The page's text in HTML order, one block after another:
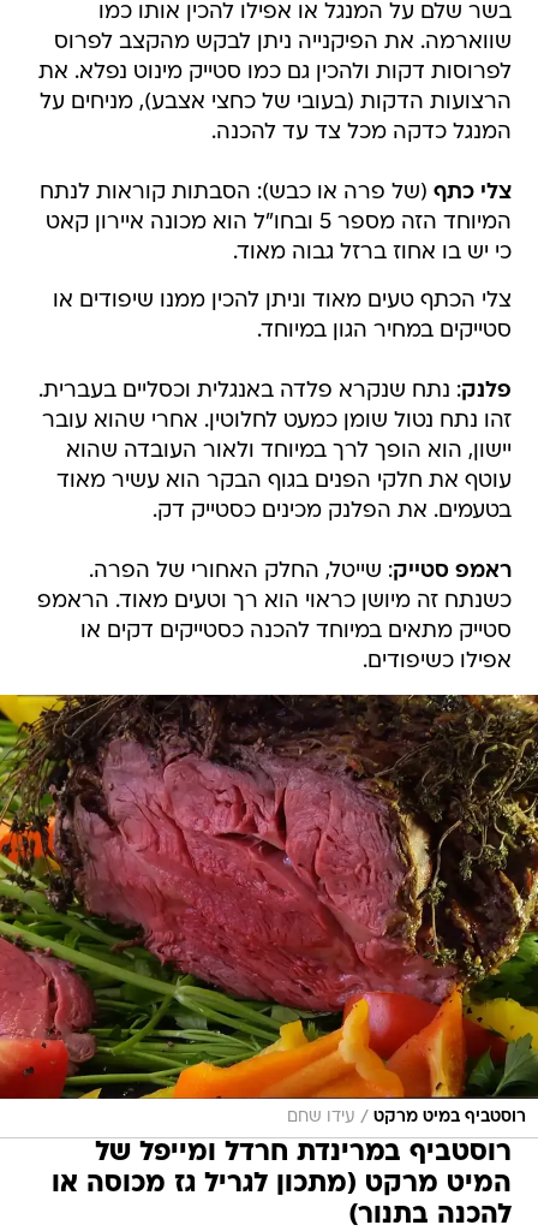
בשר שלם על המנגל או אפילו להכין אותו כמו
שווארמה. את הפיקנייה ניתן לבקש מהקצב לפרוס
לפרוסות דקות ולהכין גם כמו סטייק מינוט נפלא. את
הרצועות הדקות (בעובי של כחצי אצבע), מניחים על
המנגל כדקה מכל צד עד להכנה.
צלי כתף (של פרה או כבש): הסבתות קוראות לנתח
המיוחד הזה מספר 5 ובחו"ל הוא מכונה איירון קאט
כי יש בו אחוז ברזל גבוה מאוד.
צלי הכתף טעים מאוד וניתן להכין ממנו שיפודים או
סטייקים במחיר הגון במיוחד.
פלנק: נתח שנקרא פלדה באנגלית וכסליים בעברית.
זהו נתח נטול שומן כמעט לחלוטין. אחרי שהוא עובר
יישון, הוא הופך לרך במיוחד ולאור העובדה שהוא
עוטף את חלקי הפנים בגוף הבקר הוא עשיר מאוד
בטעמים. את הפלנק מכינים כסטייק דק.
ראמפ סטייק: שייטל, החלק האחורי של הפרה.
כשנתח זה מיושן כראוי הוא רך וטעים מאוד. הראמפ
סטייק מתאים במיוחד להכנה כסטייקים דקים או
אפילו כשיפודים.
רוסטביף במיט מרקט / עידו שחם
רוסטביף במרינדת חרדל ומייפל של
המיט מרקט (מתכון לגריל גז מכוסה או
להכנה בתנור)